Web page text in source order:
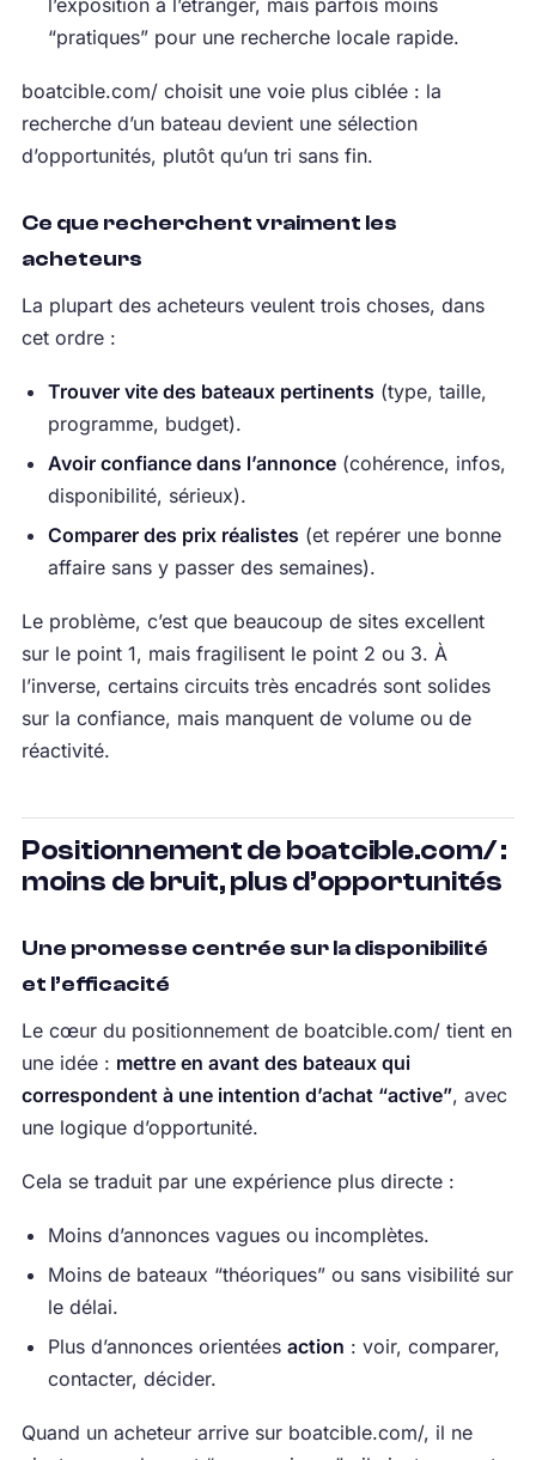
l’exposition à l’étranger, mais parfois moins
“pratiques” pour une recherche locale rapide.
boatcible.com/ choisit une voie plus ciblée : la
recherche d’un bateau devient une sélection
d’opportunités, plutôt qu’un tri sans fin.
Ce que recherchent vraiment les
acheteurs
La plupart des acheteurs veulent trois choses, dans
cet ordre :
Trouver vite des bateaux pertinents (type, taille,
programme, budget).
Avoir confiance dans l’annonce(cohérence, infos,
disponibilité, sérieux).
Comparer des prix réalistes (et repérer une bonne
affaire sans y passer des semaines).
Le problème, c’est que beaucoup de sites excellent
sur le point 1, mais fragilisent le point 2 ou 3. À
l’inverse, certains circuits très encadrés sont solides
sur la confiance, mais manquent de volume ou de
réactivité.
Positionnement de boatcible.com/ :
moins de bruit, plus d’opportunités
Une promesse centrée sur la disponibilité
et l’efficacité
Le cœur du positionnement de boatcible.com/ tient en
une idée : mettre en avant des bateaux qui
correspondent à une intention d’achat “active”, avec
une logique d’opportunité.
Cela se traduit par une expérience plus directe :
Moins d’annonces vagues ou incomplètes.
Moins de bateaux “théoriques” ou sans visibilité sur
le délai.
Plus d’annonces orientées action : voir, comparer,
contacter, décider.
Quand un acheteur arrive sur boatcible.com/, il ne